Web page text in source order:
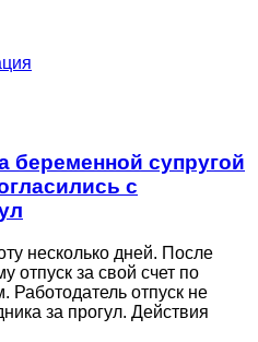
беременной супругой
с
несколько дней. После
отпуск за свой счет по
Работодатель отпуск не
за прогул. Действия